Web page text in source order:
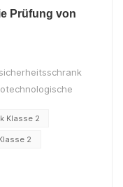
Prüfung von
49-2002
(Laminar
Klasse 2
2